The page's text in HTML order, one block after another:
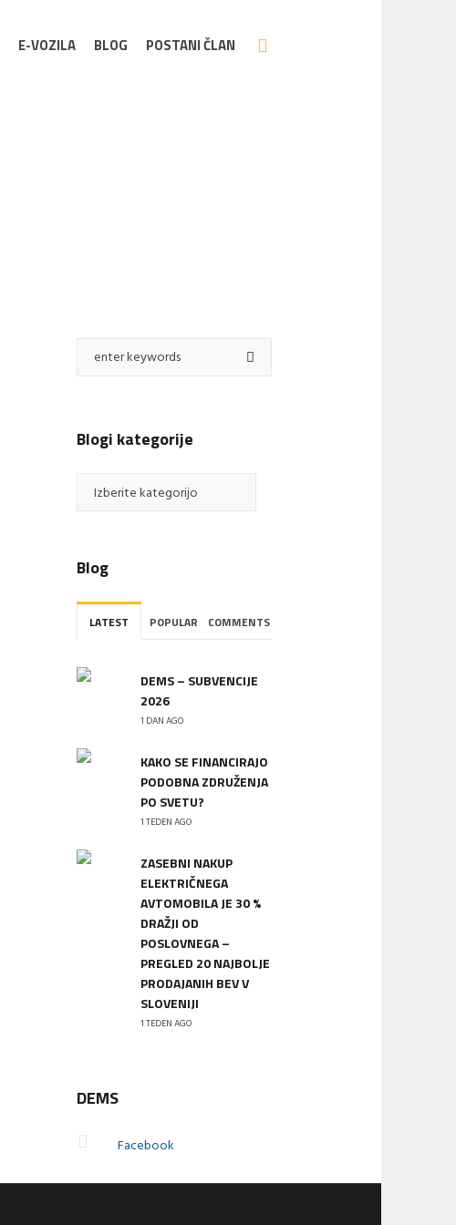
E-VOZILA BLOG POSTANI ČLAN
Blogi kategorije
kategorije
Blog
LATEST POPULAR COMMENTS
DEMS – SUBVENCIJE
2026
1 DAN AGO
KAKO SE FINANCIRAJO
PODOBNA ZDRUŽENJA
PO SVETU?
1 TEDEN AGO
ZASEBNI NAKUP
ELEKTRIČNEGA
AVTOMOBILA JE 30 %
DRAŽJI OD
POSLOVNEGA –
PREGLED 20 NAJBOLJE
PRODAJANIH BEV V
SLOVENIJI
1 TEDEN AGO
DEMS
Facebook